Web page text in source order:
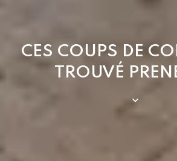
CES COUPS DE
TROUVÉ